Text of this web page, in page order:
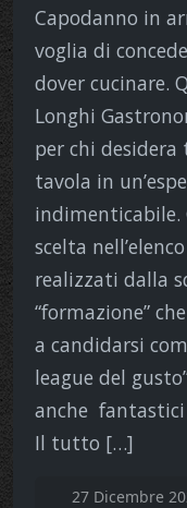
Capodanno in
voglia di
dover cucinare.
Longhi
per chi
tavola in
indimenticabile.
scelta
realizzati dalla
“formazione”
a candidarsi
league del
anche
Il tutto […]
27 Dicembre